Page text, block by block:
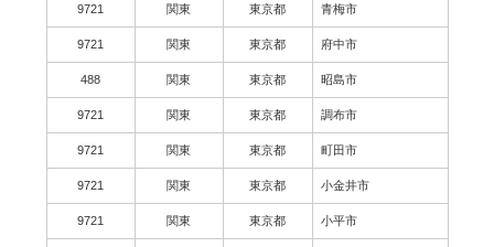
9721 関東 東京都 青梅市
9721 関東 東京都 府中市
488 関東 東京都 昭島市
9721 関東 東京都 調布市
9721 関東 東京都 町田市
9721 関東 東京都 小金井市
9721 関東 東京都 小平市